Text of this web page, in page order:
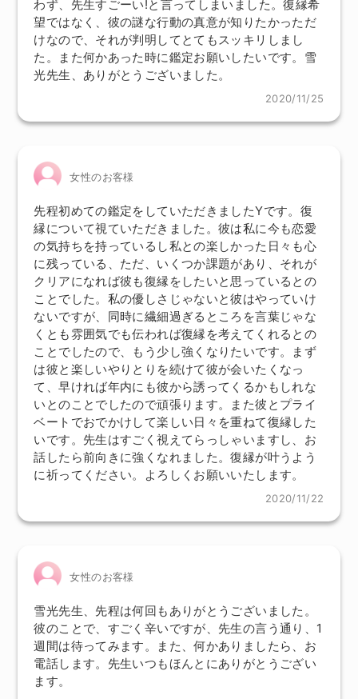
わず、先生すごーい!と言ってしまいました。復縁希
望ではなく、彼の謎な行動の真意が知りたかっただ
けなので、それが判明してとてもスッキリしまし
た。また何かあった時に鑑定お願いしたいです。雪
光先生、ありがとうございました。
2020/11/25
女性のお客様
先程初めての鑑定をしていただきましたYです。復
縁について視ていただきました。彼は私に今も恋愛
の気持ちを持っているし私との楽しかった日々も心
に残っている、ただ、いくつか課題があり、それが
クリアになれば彼も復縁をしたいと思っているとの
ことでした。私の優しさじゃないと彼はやっていけ
ないですが、同時に繊細過ぎるところを言葉じゃな
くとも雰囲気でも伝われば復縁を考えてくれるとの
ことでしたので、もう少し強くなりたいです。まず
は彼と楽しいやりとりを続けて彼が会いたくなっ
て、早ければ年内にも彼から誘ってくるかもしれな
いとのことでしたので頑張ります。また彼とプライ
ベートでおでかけして楽しい日々を重ねて復縁した
いです。先生はすごく視えてらっしゃいますし、お
話したら前向きに強くなれました。復縁が叶うよう
に祈ってください。よろしくお願いいたします。
2020/11/22
女性のお客様
雪光先生、先程は何回もありがとうございました。
彼のことで、すごく辛いですが、先生の言う通り、1
週間は待ってみます。また、何かありましたら、お
電話します。先生いつもほんとにありがとうござい
ます。